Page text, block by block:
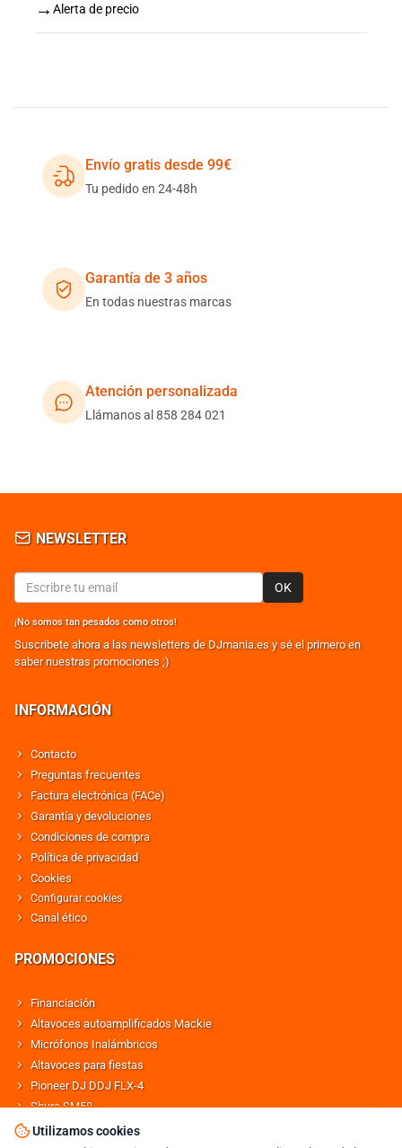
→ Alerta de precio
Envío gratis desde 99€
Tu pedido en 24-48h
Garantía de 3 años
En todas nuestras marcas
Atención personalizada
Llámanos al 858 284 021
NEWSLETTER
OK
¡No somos tan pesados como otros!
Suscribete ahora a las newsletters de DJmania.es y sé el primero en
saber nuestras promociones ;)
INFORMACIÓN
Contacto
Preguntas frecuentes
Factura electrónica (FACe)
Garantía y devoluciones
Condiciones de compra
Política de privacidad
Cookies
Configurar cookies
Canal ético
PROMOCIONES
Financiación
Altavoces autoamplificados Mackie
Micrófonos Inalámbricos
Altavoces para fiestas
Pioneer DJ DDJ FLX-4
Shure SM58
Altavoces Behringer
Utilizamos cookies